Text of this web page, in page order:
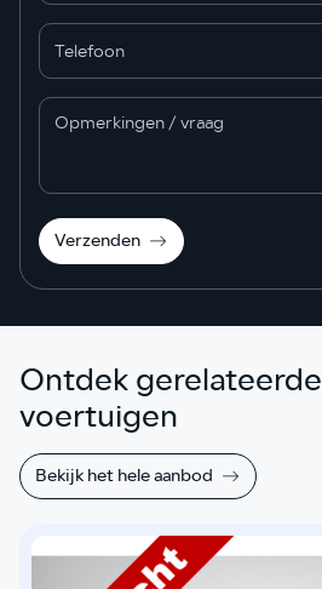
Verzenden
Ontdek gerelateerde
voertuigen
Bekijk het hele aanbod